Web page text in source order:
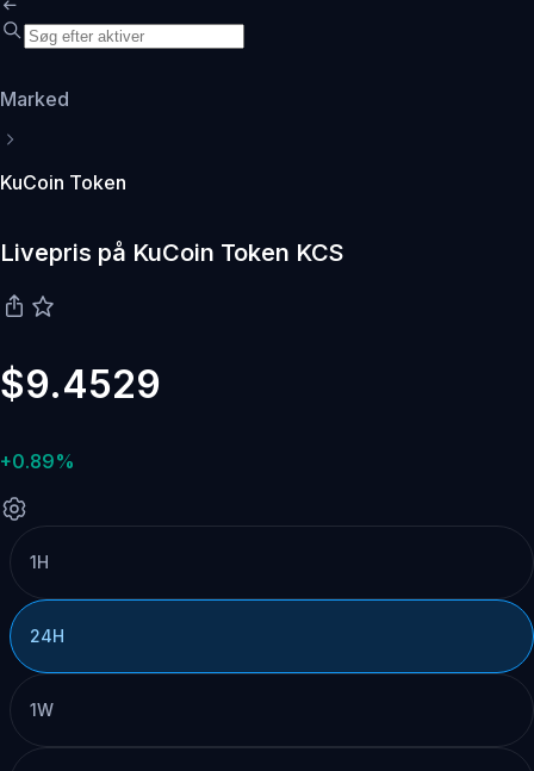
Marked
KuCoin Token
Livepris på KuCoin Token KCS
$9.4529
+0.89%
1H
24H
1W